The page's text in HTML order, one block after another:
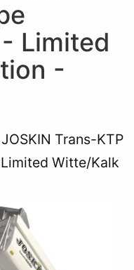
Limited
-
Trans-KTP
Witte/Kalk